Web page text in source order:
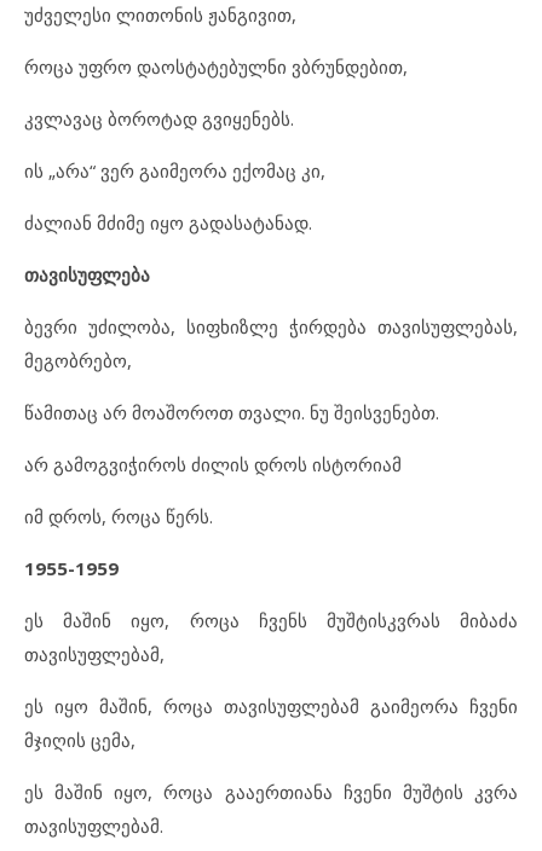
უძველესი ლითონის ჟანგივით,
როცა უფრო დაოსტატებულნი ვბრუნდებით,
კვლავაც ბოროტად გვიყენებს.
ის „არა“ ვერ გაიმეორა ექომაც კი,
ძალიან მძიმე იყო გადასატანად.
თავისუფლება
ბევრი უძილობა, სიფხიზლე ჭირდება თავისუფლებას,
მეგობრებო,
წამითაც არ მოაშოროთ თვალი. ნუ შეისვენებთ.
არ გამოგვიჭიროს ძილის დროს ისტორიამ
იმ დროს, როცა წერს.
1955-1959
ეს მაშინ იყო, როცა ჩვენს მუშტისკვრას მიბაძა
თავისუფლებამ,
ეს იყო მაშინ, როცა თავისუფლებამ გაიმეორა ჩვენი
მჯიღის ცემა,
ეს მაშინ იყო, როცა გააერთიანა ჩვენი მუშტის კვრა
თავისუფლებამ.